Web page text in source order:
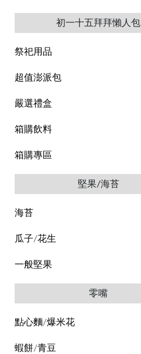
初一十五拜拜懶人包
祭祀用品
超值澎派包
嚴選禮盒
箱購飲料
箱購專區
堅果/海苔
海苔
瓜子/花生
一般堅果
零嘴
點心麵/爆米花
蝦餅/青豆